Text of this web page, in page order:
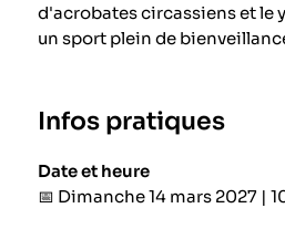
d'acrobates circassiens et le
un sport plein de
Infos pratiques
Date et heure
📅 Dimanche 14 mars 2027 |